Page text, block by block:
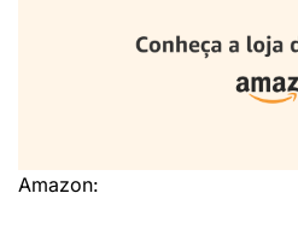
Amazon: